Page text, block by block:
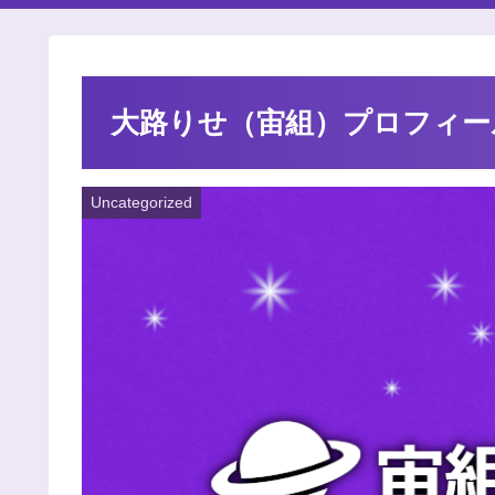
大路りせ（宙組）プロフィ
Uncategorized